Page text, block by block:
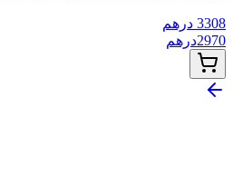
3308 درهم
2970درهم